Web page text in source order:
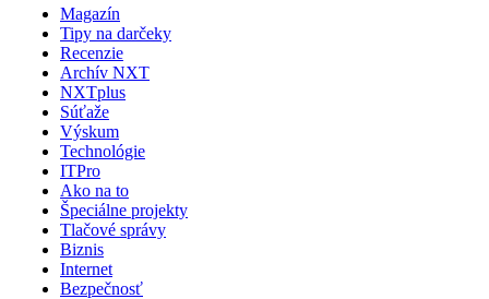
Magazín
Tipy na darčeky
Recenzie
Archív NXT
NXTplus
Súťaže
Výskum
Technológie
ITPro
Ako na to
Špeciálne projekty
Tlačové správy
Biznis
Internet
Bezpečnosť